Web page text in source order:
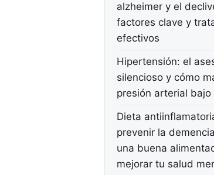
alzheimer y el
factores clave y
efectivos
Hipertensión: el
silencioso y cómo
presión arterial bajo
Dieta
prevenir la
una buena
mejorar tu salud